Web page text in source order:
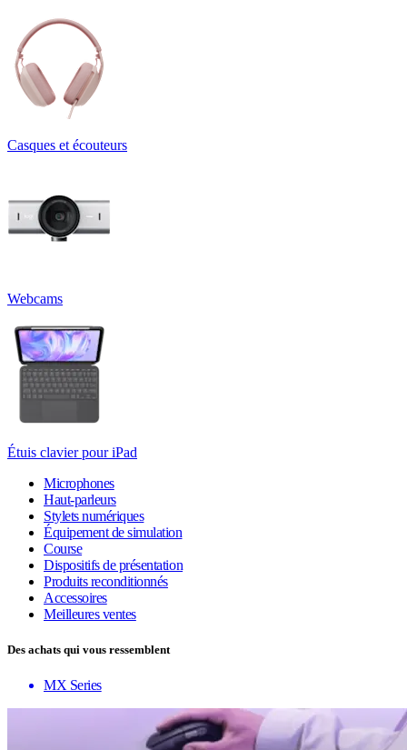
Casques et écouteurs
Webcams
Étuis clavier pour iPad
Microphones
Haut-parleurs
Stylets numériques
Équipement de simulation
Course
Dispositifs de présentation
Produits reconditionnés
Accessoires
Meilleures ventes
Des achats qui vous ressemblent
MX Series